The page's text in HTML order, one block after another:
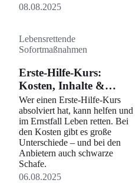
08.08.2025
Lebensrettende
Sofortmaßnahmen
Erste-Hilfe-Kurs:
Kosten, Inhalte &
Anbieter
Wer einen Erste-Hilfe-Kurs
absolviert hat, kann helfen und
im Ernstfall Leben retten. Bei
den Kosten gibt es große
Unterschiede – und bei den
Anbietern auch schwarze
Schafe.
06.08.2025